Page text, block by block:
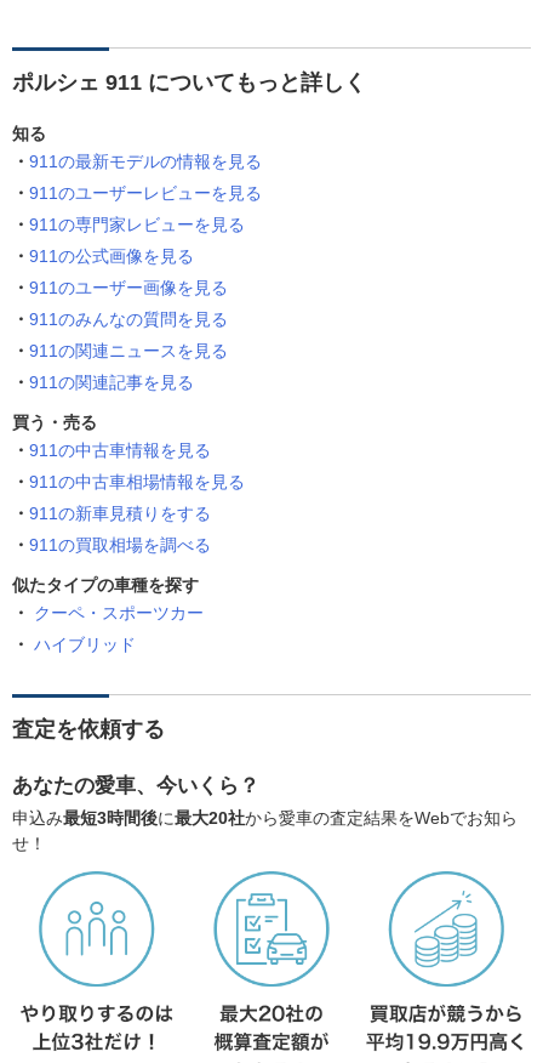
ポルシェ 911 についてもっと詳しく
知る
911の最新モデルの情報を見る
911のユーザーレビューを見る
911の専門家レビューを見る
911の公式画像を見る
911のユーザー画像を見る
911のみんなの質問を見る
911の関連ニュースを見る
911の関連記事を見る
買う・売る
911の中古車情報を見る
911の中古車相場情報を見る
911の新車見積りをする
911の買取相場を調べる
似たタイプの車種を探す
クーペ・スポーツカー
ハイブリッド
査定を依頼する
あなたの愛車、今いくら？
申込み最短3時間後に最大20社から愛車の査定結果をWebでお知ら
せ！